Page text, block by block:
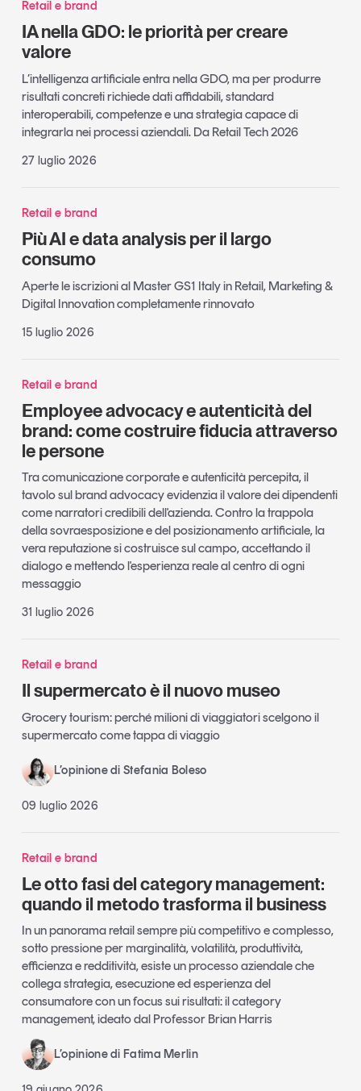
Retail e brand
IA nella GDO: le priorità per creare
valore
L’intelligenza artificiale entra nella GDO, ma per produrre
risultati concreti richiede dati affidabili, standard
interoperabili, competenze e una strategia capace di
integrarla nei processi aziendali. Da Retail Tech 2026
27 luglio 2026
Retail e brand
Più AI e data analysis per il largo
consumo
Aperte le iscrizioni al Master GS1 Italy in Retail, Marketing &
Digital Innovation completamente rinnovato
15 luglio 2026
Retail e brand
Employee advocacy e autenticità del
brand: come costruire fiducia attraverso
le persone
Tra comunicazione corporate e autenticità percepita, il
tavolo sul brand advocacy evidenzia il valore dei dipendenti
come narratori credibili dell'azienda. Contro la trappola
della sovraesposizione e del posizionamento artificiale, la
vera reputazione si costruisce sul campo, accettando il
dialogo e mettendo l'esperienza reale al centro di ogni
messaggio
31 luglio 2026
Retail e brand
Il supermercato è il nuovo museo
Grocery tourism: perché milioni di viaggiatori scelgono il
supermercato come tappa di viaggio
L’opinione di Stefania Boleso
09 luglio 2026
Retail e brand
Le otto fasi del category management:
quando il metodo trasforma il business
In un panorama retail sempre più competitivo e complesso,
sotto pressione per marginalità, volatilità, produttività,
efficienza e redditività, esiste un processo aziendale che
collega strategia, esecuzione ed esperienza del
consumatore con un focus sui risultati: il category
management, ideato dal Professor Brian Harris
L’opinione di Fatima Merlin